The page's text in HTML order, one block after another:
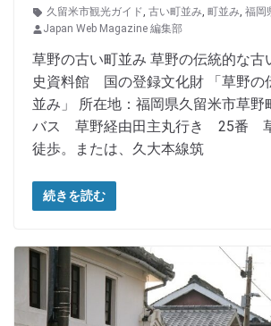
久留米市観光ガイド, 古い町並み, 町並み, 福岡
Japan Web Magazine 編集部
草野の古い町並み 草野の伝統的な古
史資料館 国の登録文化財 「草野の
並み」 所在地：福岡県久留米市草
バス 草野経由田主丸行き 25番 草
徒歩。または、久大本線筑
続きを読む